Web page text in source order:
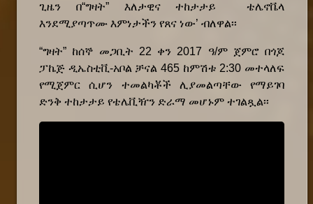
ጊዜን በ“ግዛት” እለታዊናተከታታይ ቴሌኖቬላ
እንደሚያጣጥሙ እምነታችን የጸና ነው’ ብለዋል፡፡
“ግዛት” ከሰኞ መጋቢት 22 ቀን 2017 ዓ/ም ጀምሮ በጎጆ
ፓኬጅ ዲኤስቲቪ-አቦል ቻናል 465 ከምሽቱ 2:30 መተላለፍ
የሚጀምርሲሆን ተመልካቾች ሊያመልጣቸው
የማይገባ
ድንቅ ተከታታይ የቴሌቪዥን ድራማ መሆኑም ተገልጿ ል፡፡